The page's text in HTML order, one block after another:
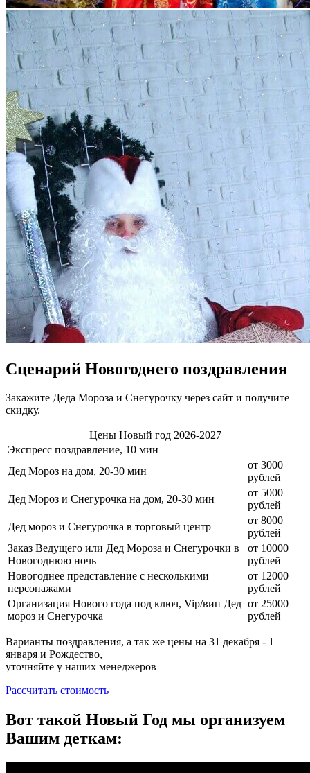
Сценарий Новогоднего поздравления
Закажите Деда Мороза и Снегурочку через сайт и получите
скидку.
Цены Новый год 2026-2027
Экспресс поздравление, 10 мин
Дед Мороз на дом, 20-30 мин
от 3000
рублей
Дед Мороз и Снегурочка на дом, 20-30 мин
от 5000
рублей
Дед мороз и Снегурочка в торговый центр
от 8000
рублей
Заказ Ведущего или Дед Мороза и Снегурочки в
Новогоднюю ночь
от 10000
рублей
Новогоднее представление с несколькими
персонажами
от 12000
рублей
Организация Нового года под ключ, Vip/вип Дед
мороз и Снегурочка
от 25000
рублей
Варианты поздравления, а так же цены на 31 декабря - 1
января и Рождество,
уточняйте у наших менеджеров
Рассчитать стоимость
Вот такой Новый Год мы организуем
Вашим деткам: